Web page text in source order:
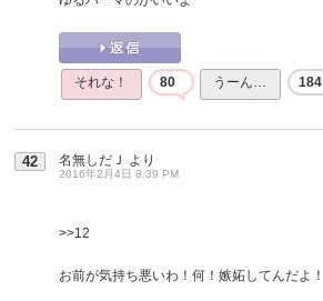
それな！ 80 うーん… 184
42 名無しだＪ より
2016年2月4日 8:39 PM
>>12
お前が気持ち悪いわ！何！嫉妬してんだよ！